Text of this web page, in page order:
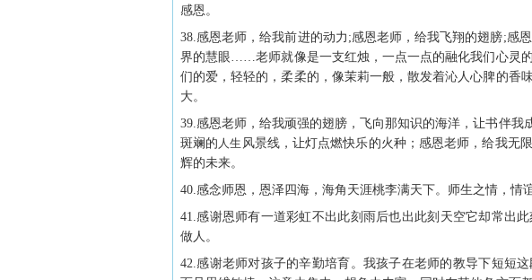
感恩。
38.感恩老师，给我前进的动力;感恩老师，给我飞翔的翅膀;感
界的慧眼……老师就像是一支红烛，一点一点的融化我们心灵
们的爱，轻轻的，柔柔的，像茉莉一般，散发着沁人心脾的香
大。
39.感恩老师，给我顽强的翅膀，飞向那知识的海洋，让书伴我
斑斓的 人生 风景线，让灯点燃快乐的火种；感恩老师，给我无
辉的未来。
40.感念师恩，恩泽四海，海角天涯桃李满天下。师生之情，情
41.感谢恩师有一道彩虹不出此刻雨后也出此刻天空它却常
做人。
42.感谢老师对孩子的辛勤培育。我孩子在老师的教导下短短